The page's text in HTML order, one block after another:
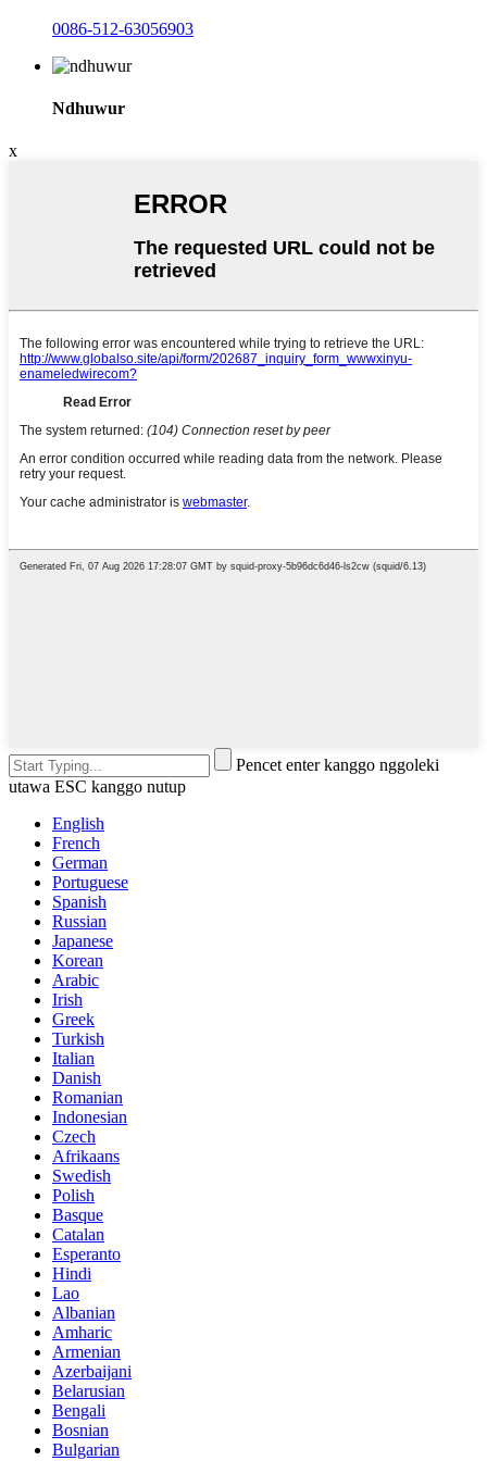
0086-512-63056903
Ndhuwur
x
Pencet enter kanggo nggoleki
utawa ESC kanggo nutup
English
French
German
Portuguese
Spanish
Russian
Japanese
Korean
Arabic
Irish
Greek
Turkish
Italian
Danish
Romanian
Indonesian
Czech
Afrikaans
Swedish
Polish
Basque
Catalan
Esperanto
Hindi
Lao
Albanian
Amharic
Armenian
Azerbaijani
Belarusian
Bengali
Bosnian
Bulgarian